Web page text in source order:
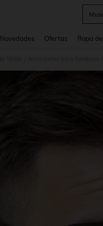
Novedades Ofertas Ropa